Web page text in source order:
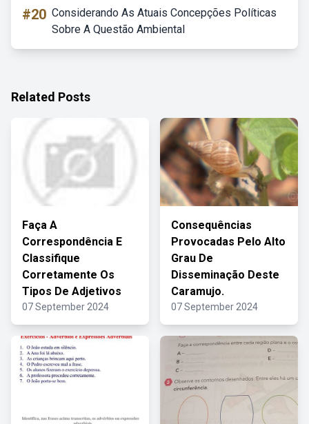
#20 Considerando As Atuais Concepções Políticas
Sobre A Questão Ambiental
Related Posts
Faça A
Correspondência E
Classifique
Corretamente Os
Tipos De Adjetivos
07 September 2024
Consequências
Provocadas Pelo Alto
Grau De
Disseminação Deste
Caramujo.
07 September 2024